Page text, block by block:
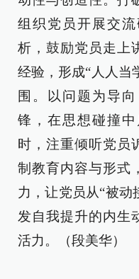
组织党员开展交
析，鼓励党员走上
经验，形成“人人当
围。以问题为导
锋，在思想碰撞
时，注重倾听党员
制教育内容与形式
力，让党员从“被动
发自我提升的内生
活力。（段美华）